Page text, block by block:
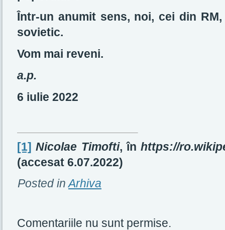
Într-un anumit sens, noi, cei din
sovietic.
Vom mai reveni.
a.p.
6 iulie 2022
[1] Nicolae Timofti, în https://
(accesat 6.07.2022)
Posted in Arhiva
Comentariile nu sunt permise.